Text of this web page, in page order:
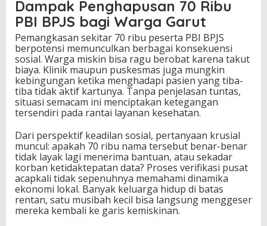
Dampak Penghapusan 70 Ribu
PBI BPJS bagi Warga Garut
Pemangkasan sekitar 70 ribu peserta PBI BPJS
berpotensi memunculkan berbagai konsekuensi
sosial. Warga miskin bisa ragu berobat karena takut
biaya. Klinik maupun puskesmas juga mungkin
kebingungan ketika menghadapi pasien yang tiba-
tiba tidak aktif kartunya. Tanpa penjelasan tuntas,
situasi semacam ini menciptakan ketegangan
tersendiri pada rantai layanan kesehatan.
Dari perspektif keadilan sosial, pertanyaan krusial
muncul: apakah 70 ribu nama tersebut benar-benar
tidak layak lagi menerima bantuan, atau sekadar
korban ketidaktepatan data? Proses verifikasi pusat
acapkali tidak sepenuhnya memahami dinamika
ekonomi lokal. Banyak keluarga hidup di batas
rentan, satu musibah kecil bisa langsung menggeser
mereka kembali ke garis kemiskinan.